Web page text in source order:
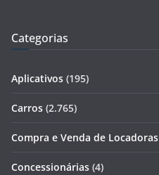
Categorias
Aplicativos (195)
Carros (2.765)
Compra e Venda de Locadoras
Concessionárias (4)